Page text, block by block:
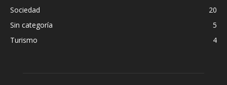
Sociedad
20
Sin categoría
5
Turismo
4